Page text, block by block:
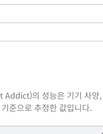
의 성능은 기기 사
준으로 추정한 값입니다.